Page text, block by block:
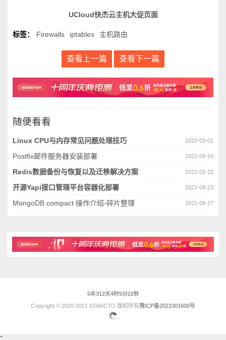
UCloud快杰云主机大促页面
标签： Firewalls iptables 主机路由
查看上一篇 查看下一篇
随便看看
2022-03-01
Linux CPU与内存常见问题处理技巧
2021-09-24
Postfix邮件服务器安装部署
2022-03-22
Redis数据备份与恢复以及迁移解决方案
2021-08-23
开源Yapi接口管理平台容器化部署
2021-09-27
MongoDB compact 操作介绍-碎片整理
5年312天4时5分23秒
Copyright © 2020-2021 STARCTO 版权所有豫ICP备2021001600号